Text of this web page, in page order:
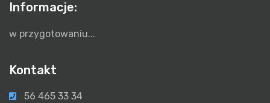
Informacje:
w przygotowaniu...
Kontakt
56 465 33 34